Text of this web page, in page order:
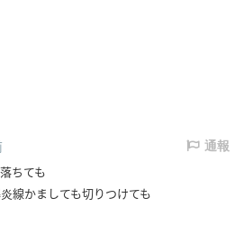
通報
ちても
線かましても切りつけても